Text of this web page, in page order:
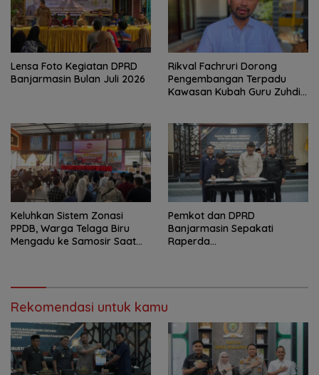
Lensa Foto Kegiatan DPRD
Banjarmasin Bulan Juli 2026
Rikval Fachruri Dorong
Pengembangan Terpadu
Kawasan Kubah Guru Zuhdi
Keluhkan Sistem Zonasi
PPDB, Warga Telaga Biru
Mengadu ke Samosir Saat
Pemkot dan DPRD
Banjarmasin Sepakati
Raperda
Rekomendasi untuk kamu